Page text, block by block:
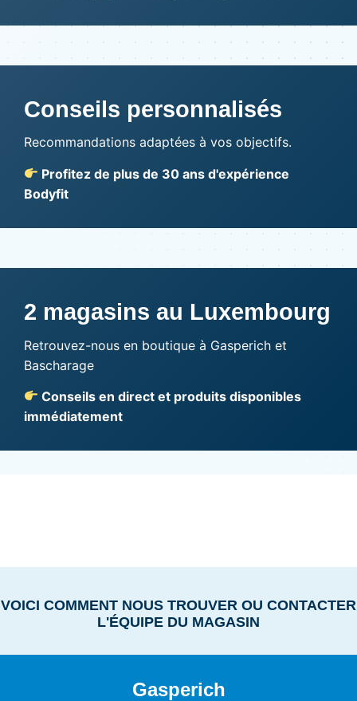
Conseils personnalisés
Recommandations adaptées à vos objectifs.
Profitez de plus de 30 ans d'expérience
Bodyfit
2 magasins au Luxembourg
Retrouvez-nous en boutique à Gasperich et
Bascharage
Conseils en direct et produits disponibles
immédiatement
VOICI COMMENT NOUS TROUVER OU CONTACTER
L'ÉQUIPE DU MAGASIN
Gasperich